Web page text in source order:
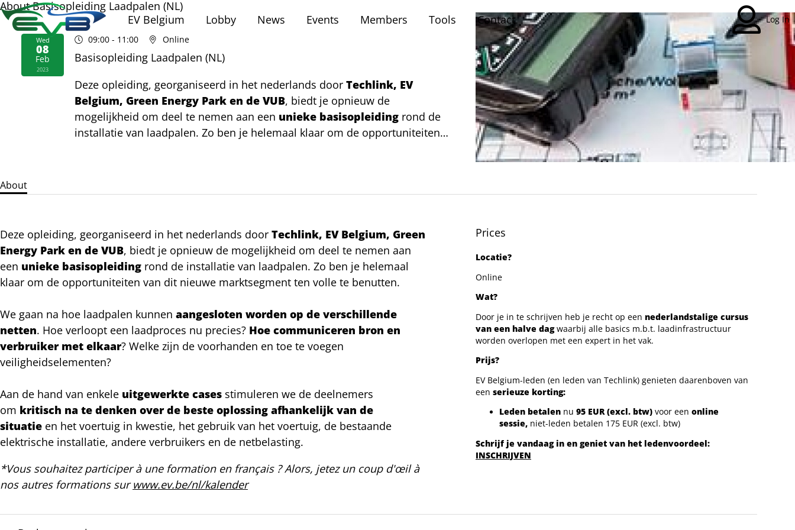
EV Belgium Lobby News Events Members Tools Contact Log In
About Basisopleiding Laadpalen (NL)
Wed
08
Feb
2023
09:00 - 11:00 Online
Basisopleiding Laadpalen (NL)
Deze opleiding, georganiseerd in het nederlands door Techlink, EV
Belgium, Green Energy Park en de VUB, biedt je opnieuw de
mogelijkheid om deel te nemen aan een unieke basisopleiding rond de
installatie van laadpalen. Zo ben je helemaal klaar om de opportuniteiten
About
Deze opleiding, georganiseerd in het nederlands door Techlink, EV Belgium, Green
Energy Park en de VUB, biedt je opnieuw de mogelijkheid om deel te nemen aan
een unieke basisopleiding rond de installatie van laadpalen. Zo ben je helemaal
klaar om de opportuniteiten van dit nieuwe marktsegment ten volle te benutten.
We gaan na hoe laadpalen kunnen aangesloten worden op de verschillende
netten. Hoe verloopt een laadproces nu precies? Hoe communiceren bron en
verbruiker met elkaar? Welke zijn de voorhanden en toe te voegen
veiligheidselementen?
Aan de hand van enkele uitgewerkte cases stimuleren we de deelnemers
om kritisch na te denken over de beste oplossing afhankelijk van de
situatie en het voertuig in kwestie, het gebruik van het voertuig, de bestaande
elektrische installatie, andere verbruikers en de netbelasting.
*Vous souhaitez participer à une formation en français ? Alors, jetez un coup d'œil à
nos autres formations surwww.ev.be/nl/kalender
Prices
Locatie?
Online
Wat?
Door je in te schrijven heb je recht op een nederlandstalige cursus
van een halve dagwaarbij alle basics m.b.t. laadinfrastructuur
worden overlopen met een expert in het vak.
Prijs?
EV Belgium-leden (en leden van Techlink) genieten daarenboven van
een serieuze korting:
Leden betalen nu 95 EUR (excl. btw) voor een online
sessie, niet-leden betalen 175 EUR (excl. btw)
Schrijf je vandaag in en geniet van het ledenvoordeel:
INSCHRIJVEN